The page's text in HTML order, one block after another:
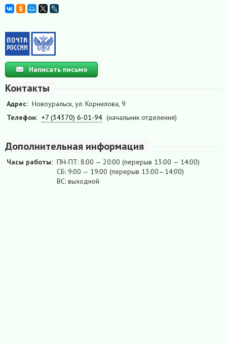
Написать письмо
Контакты
Адрес: Новоуральск, ул. Корнилова, 9
Телефон: +7 (34370) 6-01-94 (начальник отделения)
Дополнительная информация
Часы работы: ПН-ПТ: 8:00 — 20:00 (перерыв 13:00 — 14:00)
СБ: 9:00 — 19:00 (перерыв 13:00—14:00)
ВС: выходной